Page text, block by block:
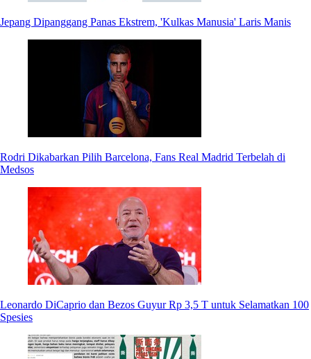
Jepang Dipanggang Panas Ekstrem, 'Kulkas Manusia' Laris Manis
Rodri Dikabarkan Pilih Barcelona, Fans Real Madrid Terbelah di
Medsos
Leonardo DiCaprio dan Bezos Guyur Rp 3,5 T untuk Selamatkan 100
Spesies